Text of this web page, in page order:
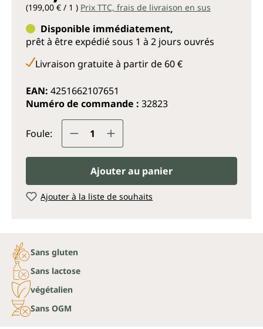
(199,00 € / 1 ) Prix TTC, frais de livraison en sus
Disponible immédiatement,
prêt à être expédié sous 1 à 2 jours ouvrés
Livraison gratuite à partir de 60 €
EAN: 4251662107651
Numéro de commande : 32823
Foule: Quantité de produit : Entrez la
Ajouter au panier
Ajouter à la liste de souhaits
Sans gluten
Sans lactose
végétalien
Sans OGM